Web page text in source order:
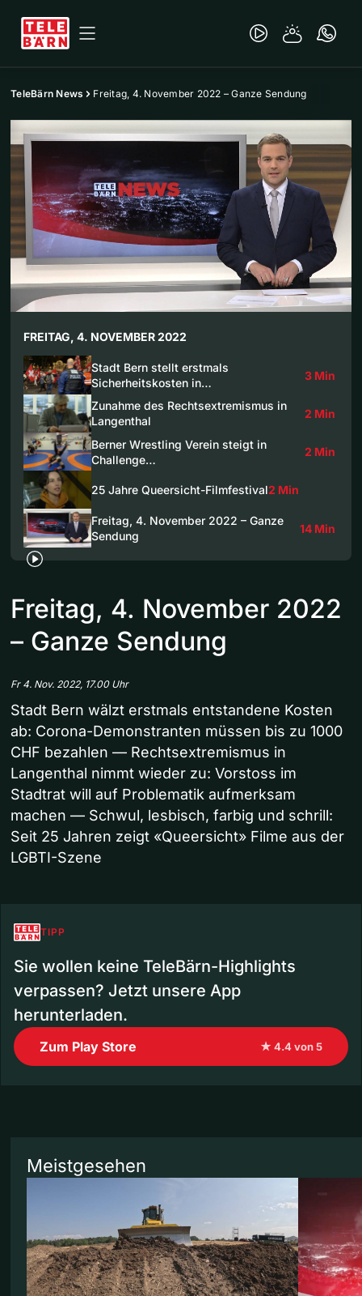
TeleBärn News Freitag, 4. November 2022 – Ganze Sendung
FREITAG, 4. NOVEMBER 2022
Stadt Bern stellt erstmals
Sicherheitskosten in…
3 Min
Zunahme des Rechtsextremismus in
Langenthal
2 Min
Berner Wrestling Verein steigt in
Challenge…
2 Min
25 Jahre Queersicht-Filmfestival2 Min
Freitag, 4. November 2022 – Ganze
Sendung
14 Min
Freitag, 4. November 2022
– Ganze Sendung
Fr 4. Nov. 2022, 17.00 Uhr
Stadt Bern wälzt erstmals entstandene Kosten
ab: Corona-Demonstranten müssen bis zu 1000
CHF bezahlen — Rechtsextremismus in
Langenthal nimmt wieder zu: Vorstoss im
Stadtrat will auf Problematik aufmerksam
machen — Schwul, lesbisch, farbig und schrill:
Seit 25 Jahren zeigt «Queersicht» Filme aus der
LGBTI-Szene
TIPP
Sie wollen keine TeleBärn-Highlights
verpassen? Jetzt unsere App
herunterladen.
Zum Play Store ★ 4.4 von 5
Meistgesehen